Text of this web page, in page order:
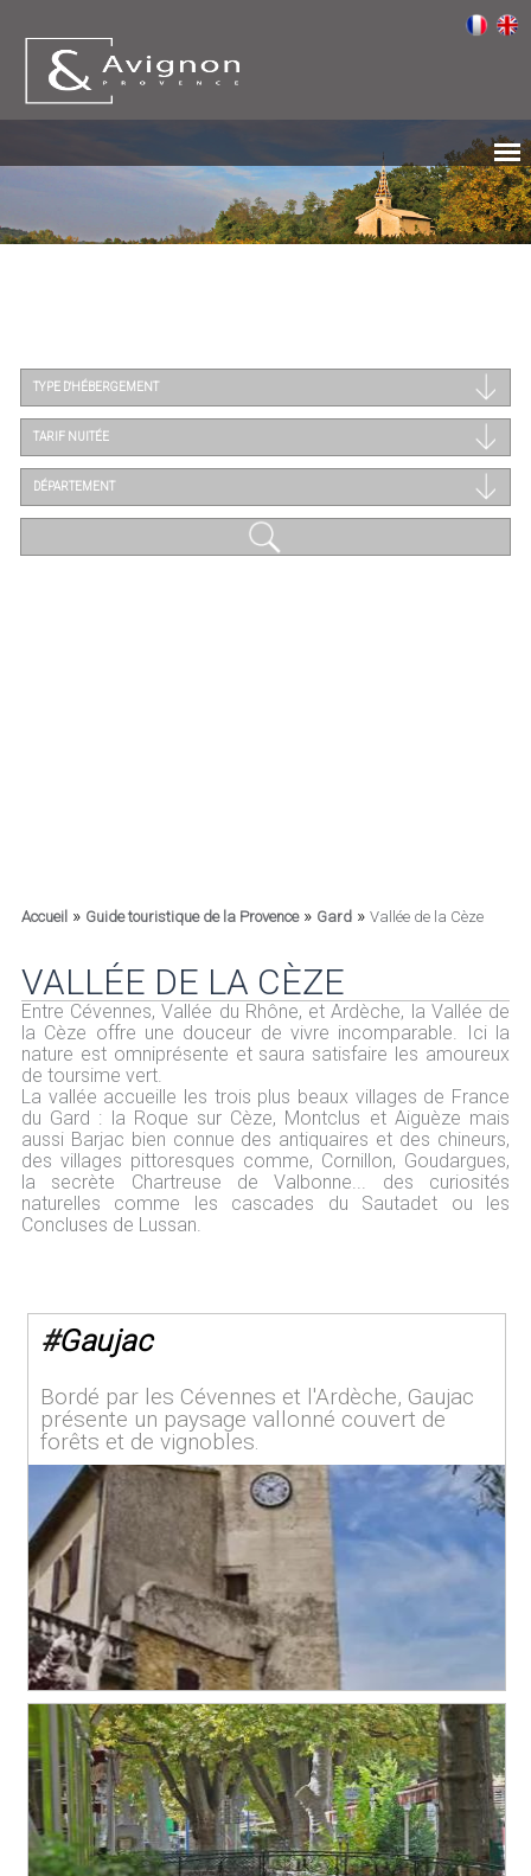
TYPE D'HÉBERGEMENT
TARIF NUITÉE
DÉPARTEMENT
Accueil» Guide touristique de la Provence» Gard» Vallée de la Cèze
VALLÉE DE LA CÈZE
Entre Cévennes, Vallée du Rhône, et Ardèche, la Vallée de
la Cèze offre une douceur de vivre incomparable. Ici la
nature est omniprésente et saura satisfaire les amoureux
de toursime vert.
La vallée accueille les trois plus beaux villages de France
du Gard : la Roque sur Cèze, Montclus et Aiguèze mais
aussi Barjac bien connue des antiquaires et des chineurs,
des villages pittoresques comme, Cornillon, Goudargues,
la secrète Chartreuse de Valbonne... des curiosités
naturelles comme les cascades du Sautadet ou les
Concluses de Lussan.
#Gaujac
Bordé par les Cévennes et l'Ardèche, Gaujac
présente un paysage vallonné couvert de
forêts et de vignobles.